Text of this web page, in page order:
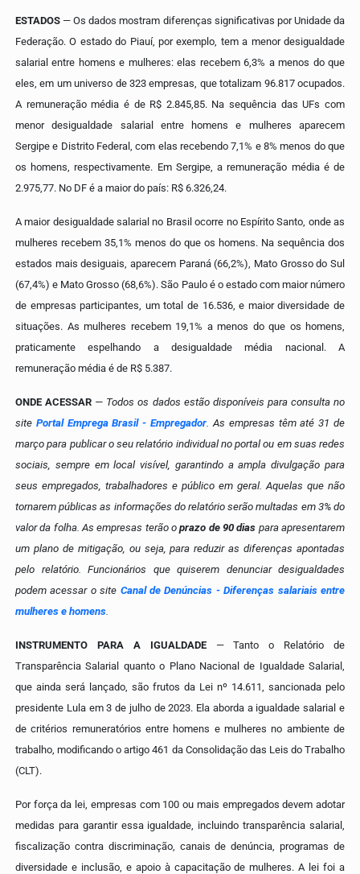
ESTADOS — Os dados mostram diferenças significativas por Unidade da
Federação. O estado do Piauí, por exemplo, tem a menor desigualdade
salarial entre homens e mulheres: elas recebem 6,3% a menos do que
eles, em um universo de 323 empresas, que totalizam 96.817 ocupados.
A remuneração média é de R$ 2.845,85. Na sequência das UFs com
menor desigualdade salarial entre homens e mulheres aparecem
Sergipe e Distrito Federal, com elas recebendo 7,1% e 8% menos do que
os homens, respectivamente. Em Sergipe, a remuneração média é de
2.975,77. No DF é a maior do país: R$ 6.326,24.
A maior desigualdade salarial no Brasil ocorre no Espírito Santo, onde as
mulheres recebem 35,1% menos do que os homens. Na sequência dos
estados mais desiguais, aparecem Paraná (66,2%), Mato Grosso do Sul
(67,4%) e Mato Grosso (68,6%).São Paulo é o estado com maior número
de empresas participantes, um total de 16.536, e maior diversidade de
situações. As mulheres recebem 19,1% a menos do que os homens,
praticamente espelhando a desigualdade média nacional. A
remuneração média é de R$ 5.387.
ONDE ACESSAR — Todos os dados estão disponíveis para consulta no
site Portal Emprega Brasil - Empregador . As empresas têm até 31 de
março para publicar o seu relatório individual no portal ou em suas redes
sociais, sempre em local visível, garantindo a ampla divulgação para
seus empregados, trabalhadores e público em geral. Aquelas que não
tornarem públicas as informações do relatório serão multadas em 3% do
valor da folha. As empresas terão oprazo de 90 dias para apresentarem
um plano de mitigação, ou seja, para reduzir as diferenças apontadas
pelo relatório. Funcionários que quiserem denunciar desigualdades
podem acessar o site Canal de Denúncias - Diferenças salariais entre
mulheres e homens
INSTRUMENTO PARA A IGUALDADE— Tanto o Relatório de
Transparência Salarial quanto o Plano Nacional de Igualdade Salarial,
que ainda será lançado, são frutos da Lei nº 14.611, sancionada pelo
presidente Lula em 3 de julho de 2023. Ela aborda a igualdade salarial e
de critérios remuneratórios entre homens e mulheres no ambiente de
trabalho, modificando o artigo 461 da Consolidação das Leis do Trabalho
(CLT).
Por força da lei, empresas com 100 ou mais empregados devem adotar
medidas para garantir essa igualdade, incluindo transparência salarial,
fiscalização contra discriminação, canais de denúncia, programas de
diversidade e inclusão, e apoio à capacitação de mulheres. A lei foi a